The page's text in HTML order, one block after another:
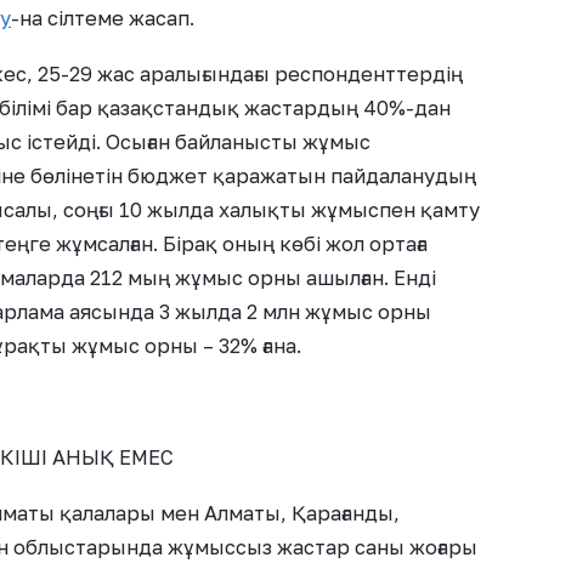
-на сілтеме жасап.
25-29 жас аралығындағы респонденттердің
бар қазақстандық жастардың 40%-дан
істейді. Осыған байланысты жұмыс
бөлінетін бюджет қаражатын пайдаланудың
соңғы 10 жылда халықты жұмыспен қамту
жұмсалған. Бірақ оның көбі жол ортаға
212 мың жұмыс орны ашылған. Енді
аясында 3 жылда 2 млн жұмыс орны
жұмыс орны – 32% ғана.
АНЫҚ ЕМЕС
қалалары мен Алматы, Қарағанды,
облыстарында жұмыссыз жастар саны жоғары